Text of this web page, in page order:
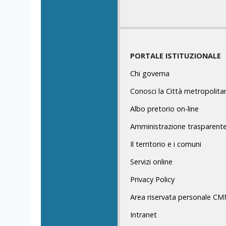
PORTALE ISTITUZIONALE
Chi governa
Conosci la Città
Albo pretorio on-line
Amministrazione trasparente
Il territorio e i comuni
Servizi online
Privacy Policy
Area riservata personale
Intranet